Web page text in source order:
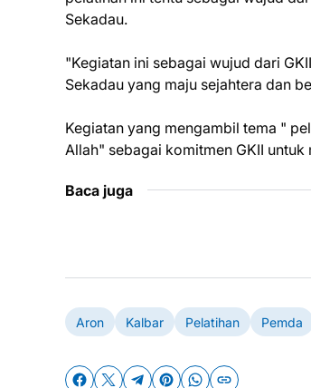
Sekadau.
"Kegiatan ini sebagai wujud dari
Sekadau yang maju sejahtera dan
Kegiatan yang mengambil tema "
Allah" sebagai komitmen GKII
Baca juga
Aron Kalbar Pelatihan Pemda